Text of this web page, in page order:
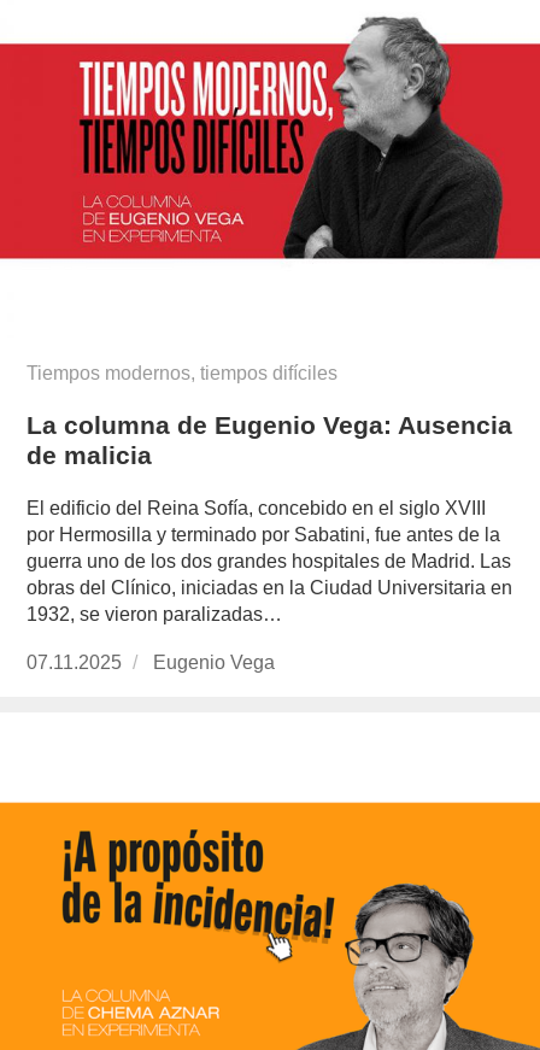
Tiempos modernos, tiempos difíciles
La columna de Eugenio Vega: Ausencia
de malicia
El edificio del Reina Sofía, concebido en el siglo XVIII
por Hermosilla y terminado por Sabatini, fue antes de la
guerra uno de los dos grandes hospitales de Madrid. Las
obras del Clínico, iniciadas en la Ciudad Universitaria en
1932, se vieron paralizadas…
Publicado
07.11.2025 https://www.experimenta.es/author/info1/
Eugenio Vega